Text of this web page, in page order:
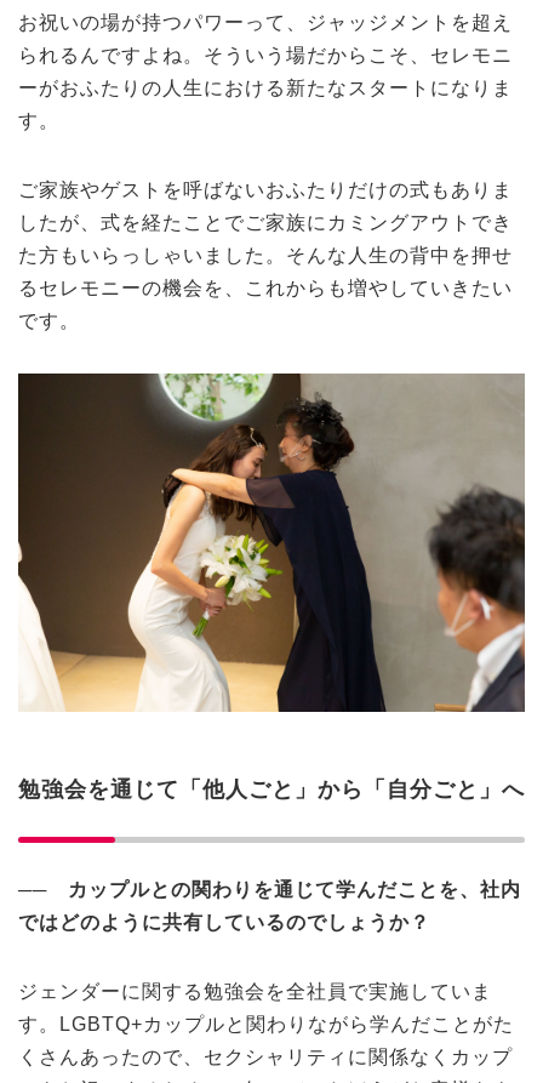
お祝いの場が持つパワーって、ジャッジメントを超え
られるんですよね。そういう場だからこそ、セレモニ
ーがおふたりの人生における新たなスタートになりま
す。
ご家族やゲストを呼ばないおふたりだけの式もありま
したが、式を経たことでご家族にカミングアウトでき
た方もいらっしゃいました。そんな人生の背中を押せ
るセレモニーの機会を、これからも増やしていきたい
です。
勉強会を通じて「他人ごと」から「自分ごと」へ
── カップルとの関わりを通じて学んだことを、社内
ではどのように共有しているのでしょうか？
ジェンダーに関する勉強会を全社員で実施していま
す。LGBTQ+カップルと関わりながら学んだことがた
くさんあったので、セクシャリティに関係なくカップ